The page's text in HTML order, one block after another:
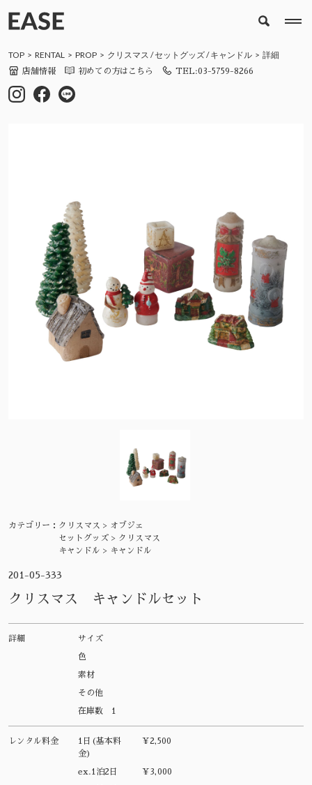
TOP RENTAL PROP クリスマス /セットグッズ/キャンドル 詳細
店舗情報 初めての方はこちら TEL:03-5759-8266
カテゴリー： クリスマス > オブジェ
セットグッズ > クリスマス
キャンドル > キャンドル
201-05-333
クリスマス キャンドルセット
詳細 サイズ
色
素材
その他
在庫数 1
レンタル料金
1日(基本料
金)
¥2,500
ex.1泊2日 ¥3,000